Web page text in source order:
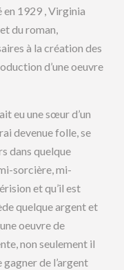
en 1929 , Virginia
du roman,
à la création des
d’une oeuvre
eu une sœur d’un
devenue folle, se
dans quelque
sorcière, mi-
et qu’il est
quelque argent et
oeuvre de
non seulement il
de l’argent